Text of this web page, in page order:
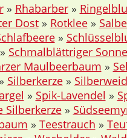
» Rhabarber »
Dost » Rotklee »
»
» Schmalblättriger
Maulbeerbaum »
» Silberkerze »
» Spik-Lavendel »
Silberkerze »
» Teestrauch »